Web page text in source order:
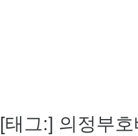
[태그:] 의정부